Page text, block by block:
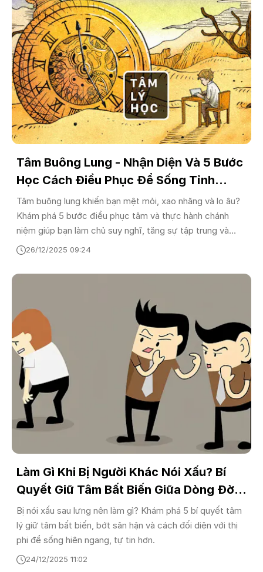
Tâm Buông Lung - Nhận Diện Và 5 Bước
Học Cách Điều Phục Để Sống Tỉnh
Thức
Tâm buông lung khiến bạn mệt mỏi, xao nhãng và lo âu?
Khám phá 5 bước điều phục tâm và thực hành chánh
niệm giúp bạn làm chủ suy nghĩ, tăng sự tập trung và
sống tỉnh thức hơn trong thời đại số.
26/12/2025 09:24
Làm Gì Khi Bị Người Khác Nói Xấu? Bí
Quyết Giữ Tâm Bất Biến Giữa Dòng Đời
Biến Động
Bị nói xấu sau lưng nên làm gì? Khám phá 5 bí quyết tâm
lý giữ tâm bất biến, bớt sân hận và cách đối diện với thị
phi để sống hiên ngang, tự tin hơn.
24/12/2025 11:02